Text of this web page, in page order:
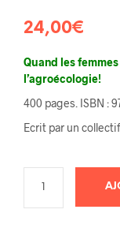
24,00€
Quand les
l’agroécologie!
400 pages. ISBN :
Ecrit par un